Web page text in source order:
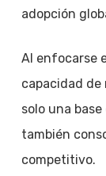
adopción
Al enfocarse
capacidad de
solo una
también
competitivo.